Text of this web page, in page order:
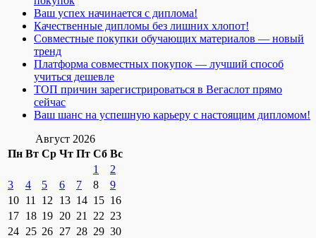
Ваш успех начинается с диплома!
Качественные дипломы без лишних хлопот!
Совместные покупки обучающих материалов — новый
тренд
Платформа совместных покупок — лучший способ
учиться дешевле
ТОП причин зарегистрироваться в Вегаслот прямо
сейчас
Ваш шанс на успешную карьеру с настоящим дипломом!
Август 2026
Пн Вт Ср Чт Пт Сб Вс
1
2
3
4 5 6 7 8
9
10 11 12 13 14 15 16
17 18 19 20 21 22 23
24 25 26 27 28 29 30